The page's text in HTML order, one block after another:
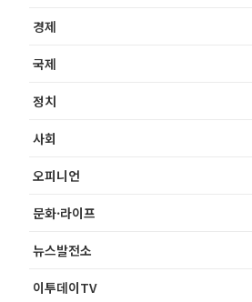
경제
국제
정치
사회
오피니언
문화·라이프
뉴스발전소
이투데이TV